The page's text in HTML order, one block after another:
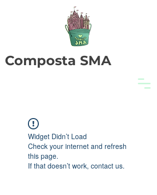
Composta SMA
Widget Didn’t Load
Check your internet and refresh
this page.
If that doesn’t work, contact us.